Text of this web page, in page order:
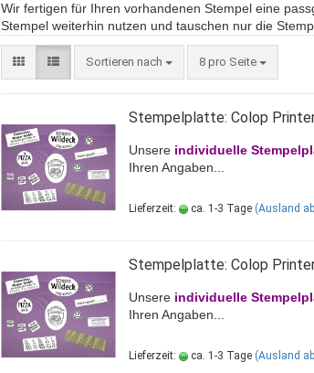
Wir fertigen für Ihren vorhandenen Stempel eine
Stempel weiterhin nutzen und tauschen nur die
Sortieren nach 8 pro Seite
Stempelplatte: Colop
Unsere individuelle
Ihren Angaben...
Lieferzeit: ca. 1-3 Tage (Ausland
Stempelplatte: Colop
Unsere individuelle
Ihren Angaben...
Lieferzeit: ca. 1-3 Tage (Ausland